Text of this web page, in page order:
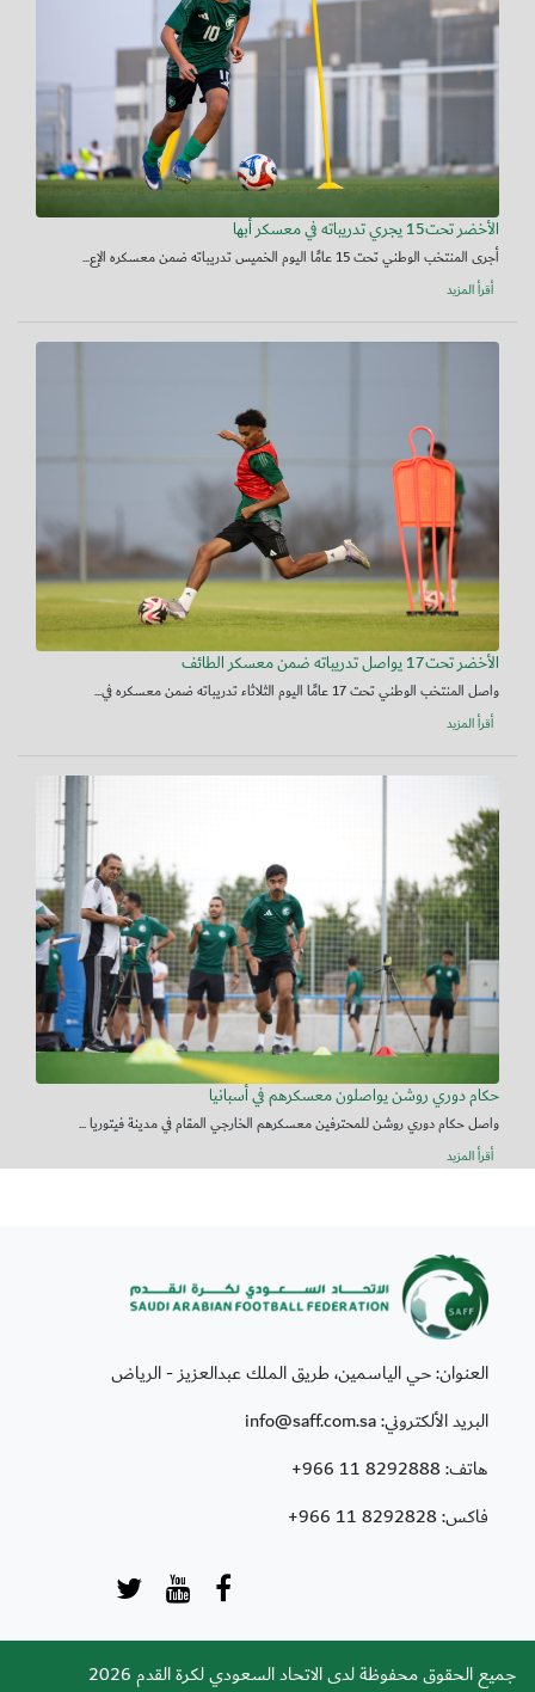
الأخضر تحت15 يجري تدريباته في معسكر أبها
أجرى المنتخب الوطني تحت 15 عامًا اليوم الخميس تدريباته ضمن معسكره الإع...
أقرأ المزيد
الأخضر تحت17 يواصل تدريباته ضمن معسكر الطائف
واصل المنتخب الوطني تحت 17 عامًا اليوم الثلاثاء تدريباته ضمن معسكره في...
أقرأ المزيد
حكام دوري روشن يواصلون معسكرهم في أسبانيا
واصل حكام دوري روشن للمحترفين معسكرهم الخارجي المقام في مدينة فيتوريا ...
أقرأ المزيد
العنوان: حي الياسمين، طريق الملك عبدالعزيز - الرياض
البريد الألكتروني: info@saff.com.sa
هاتف:+966 11 8292888
فاكس:+966 11 8292828
جميع الحقوق محفوظة لدى الاتحاد السعودي لكرة القدم 2026